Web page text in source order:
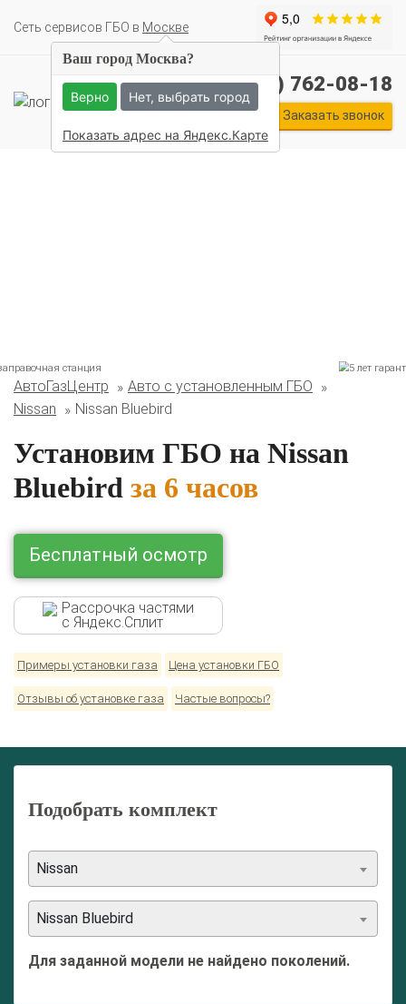
Cеть сервисов ГБО в Москве
Комплекты ГБО на иномарки:
BMW Ford
Renault
Skoda Toyota Volkswagen
+7 (495) 762-08-18
Заказать звонок
АвтоГазЦентр
Авто с установленным ГБО
Nissan
Nissan Bluebird
Установим ГБО на Nissan
Bluebird за 6 часов
Бесплатный осмотр
Рассрочка частями
с Яндекс.Сплит
Примеры установки газа Цена установки ГБО
Отзывы об установке газа Частые вопросы?
Подобрать комплект
Nissan
Nissan Bluebird
Для заданной модели не найдено поколений.
Ваш город Москва?
Верно Нет, выбрать город
Показать адрес на Яндекс.Карте